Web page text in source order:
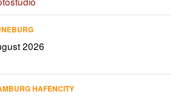
2026
HAFENCITY